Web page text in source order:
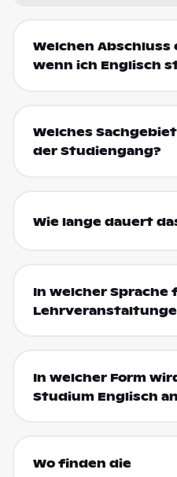
Welchen Abschluss
wenn ich Englisch
Welches
der Studiengang?
Wie lange dauert
In welcher Sprache
In welcher Form
Studium Englisch
Wo finden die